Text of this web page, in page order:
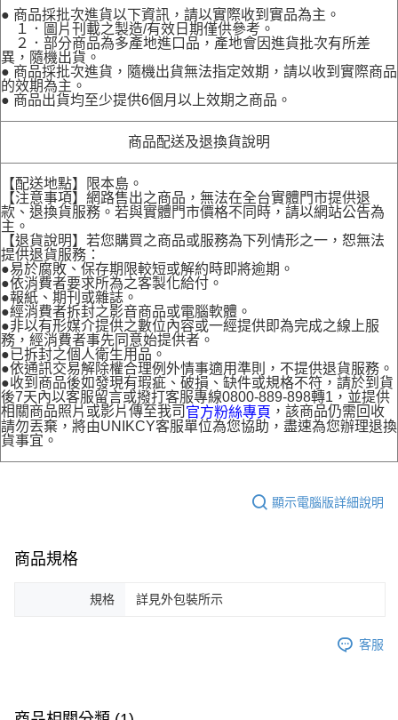
● 商品採批次進貨以下資訊，請以實際收到實品為主。
１．圖片刊載之製造/有效日期僅供參考。
２．部分商品為多產地進口品，產地會因進貨批次有所差
異，隨機出貨。
● 商品採批次進貨，隨機出貨無法指定效期，請以收到實際商品
的效期為主。
● 商品出貨均至少提供6個月以上效期之商品。
商品配送及退換貨說明
【配送地點】限本島。
【注意事項】網路售出之商品，無法在全台實體門市提供退
款、退換貨服務。若與實體門市價格不同時，請以網站公告為
主。
【退貨說明】若您購買之商品或服務為下列情形之一，恕無法
提供退貨服務：
●易於腐敗、保存期限較短或解約時即將逾期。
●依消費者要求所為之客製化給付。
●報紙、期刊或雜誌。
●經消費者拆封之影音商品或電腦軟體。
●非以有形媒介提供之數位內容或一經提供即為完成之線上服
務，經消費者事先同意始提供者。
●已拆封之個人衛生用品。
●依通訊交易解除權合理例外情事適用準則，不提供退貨服務。
●收到商品後如發現有瑕疵、破損、缺件或規格不符，請於到貨
後7天內以客服留言或撥打客服專線0800-889-898轉1，並提供
相關商品照片或影片傳至我司 官方粉絲專頁 ，該商品仍需回收
請勿丟棄，將由UNIKCY客服單位為您協助，盡速為您辦理退換
貨事宜。
顯示電腦版詳細說明
商品規格
規格 詳見外包裝所示
客服